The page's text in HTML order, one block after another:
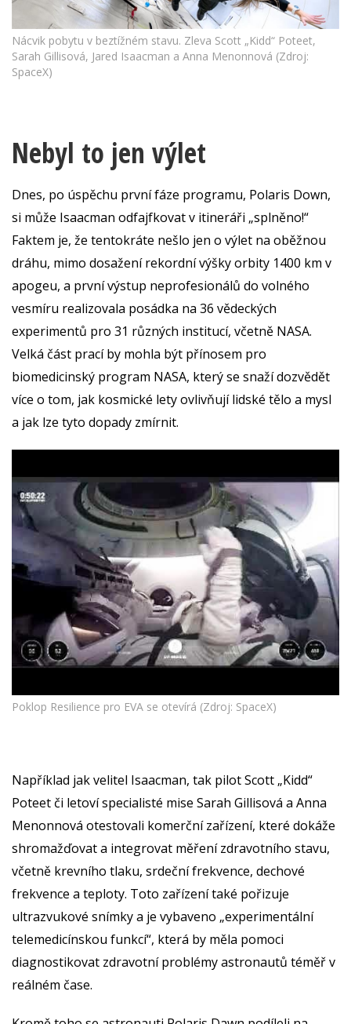
Nácvik pobytu v beztížném stavu. Zleva Scott „Kidd“ Poteet,
Sarah Gillisová, Jared Isaacman a Anna Menonnová (Zdroj:
SpaceX)
Nebyl to jen výlet
Dnes, po úspěchu první fáze programu, Polaris Down,
si může Isaacman odfajfkovat v itineráři „splněno!“
Faktem je, že tentokráte nešlo jen o výlet na oběžnou
dráhu, mimo dosažení rekordní výšky orbity 1400 km v
apogeu, a první výstup neprofesionálů do volného
vesmíru realizovala posádka na 36 vědeckých
experimentů pro 31 různých institucí, včetně NASA.
Velká část prací by mohla být přínosem pro
biomedicinský program NASA, který se snaží dozvědět
více o tom, jak kosmické lety ovlivňují lidské tělo a mysl
a jak lze tyto dopady zmírnit.
Poklop Resilience pro EVA se otevírá (Zdroj: SpaceX)
Například jak velitel Isaacman, tak pilot Scott „Kidd“
Poteet či letoví specialisté mise Sarah Gillisová a Anna
Menonnová otestovali komerční zařízení, které dokáže
shromažďovat a integrovat měření zdravotního stavu,
včetně krevního tlaku, srdeční frekvence, dechové
frekvence a teploty. Toto zařízení také pořizuje
ultrazvukové snímky a je vybaveno „experimentální
telemedicínskou funkcí“, která by měla pomoci
diagnostikovat zdravotní problémy astronautů téměř v
reálném čase.